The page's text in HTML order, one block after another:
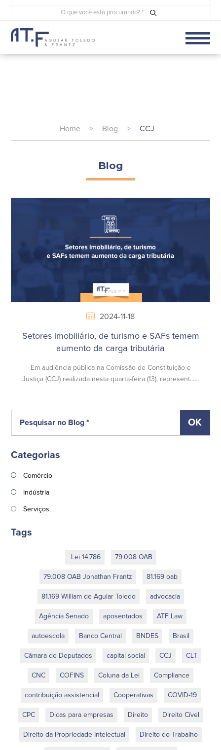
Home > Blog > CCJ
Blog
2024-11-18
Setores imobiliário, de turismo e SAFs temem
aumento da carga tributária
Em audiência pública na Comissão de Constituição e
Justiça (CCJ) realizada nesta quarta-feira (13), represent......
Categorias
Comércio
Indústria
Serviços
Tags
Lei 14.786 79.008 OAB
79.008 OAB Jonathan Frantz 81.169 oab
81.169 William de Aguiar Toledo advocacia
Agência Senado aposentados ATF Law
autoescola Banco Central BNDES Brasil
Câmara de Deputados capital social CCJ CLT
CNC COFINS Coluna da Lei Compliance
contribuição assistencial Cooperativas COVID-19
CPC Dicas para empresas Direito Direito Cível
Direito da Propriedade Intelectual Direito do Trabalho